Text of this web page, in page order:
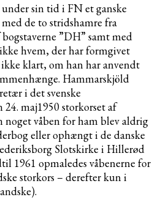
sin tid i FN et ganske
de to stridshamre fra
”DH” samt med
hvem, der har formgivet
klart, om han har anvendt
Hammarskjöld
i det svenske
maj1950 storkorset af
noget våben for ham blev aldrig
eller ophængt i de danske
Slotskirke i Hillerød
1961 opmaledes våbenerne for
storkors – derefter kun i